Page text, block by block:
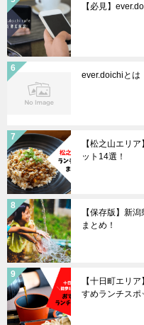
【必見】
ever.doichiとは
【松之山エリ
ット14選！
【保存版】新
まとめ！
【十日町エリ
すめランチスポ